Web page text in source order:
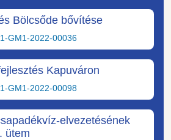
Bölcsőde bővítése
GM1-2022-00036
Kapuváron
GM1-2022-00098
elvezetésének
ütem